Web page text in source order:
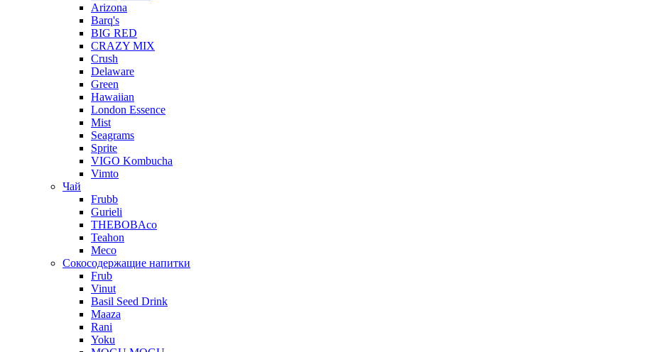
Arizona
Barq's
BIG RED
CRAZY MIX
Crush
Delaware
Green
Hawaiian
London Essence
Mist
Seagrams
Sprite
VIGO Kombucha
Vimto
Чай
Frubb
Gurieli
THEBOBAco
Teahon
Meco
Сокосодержащие напитки
Frub
Vinut
Basil Seed Drink
Maaza
Rani
Yoku